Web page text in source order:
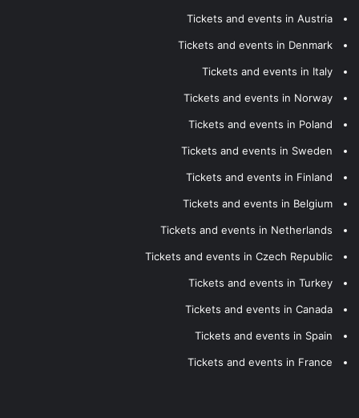
Tickets and events in Austria
Tickets and events in Denmark
Tickets and events in Italy
Tickets and events in Norway
Tickets and events in Poland
Tickets and events in Sweden
Tickets and events in Finland
Tickets and events in Belgium
Tickets and events in Netherlands
Tickets and events in Czech Republic
Tickets and events in Turkey
Tickets and events in Canada
Tickets and events in Spain
Tickets and events in France